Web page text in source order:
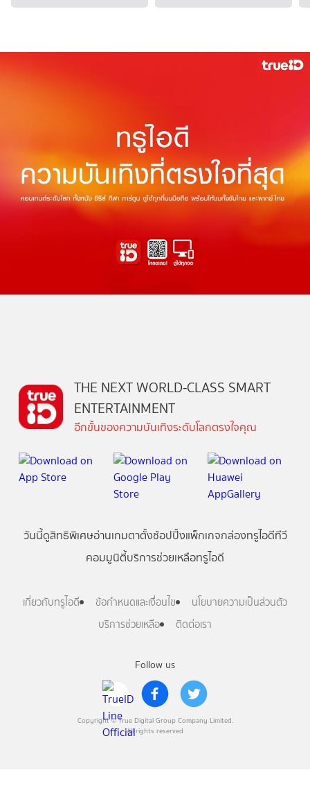
Follow us
Copyright © True Digital Group Company Limited.
All rights reserved
THE NEXT WORLD-CLASS SMART
ENTERTAINMENT
อีกขั้นของความบันเทิงระดับโลกตรงใจคุณ
วันนี้ดูสิทธิพิเศษอ่านเกมตาตั้งช้อปปิ้งแพ็กเกจกล่องทรูไอดีทีวี
คอมมูนิตี้บริการช่วยเหลือทรูไอดี
เกี่ยวกับทรูไอดี ข้อกำหนดและเงื่อนไข
นโยบายความเป็นส่วนตัว
บริการช่วยเหลือ
ติดต่อเรา